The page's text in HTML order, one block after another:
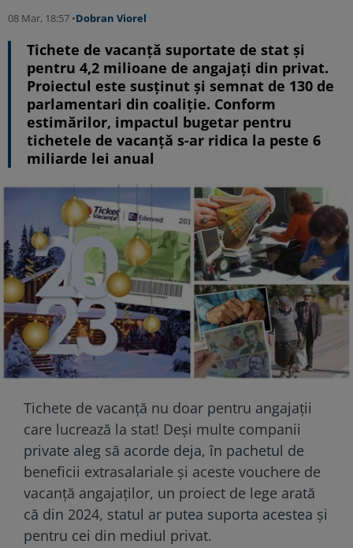
08 Mar, 18:57 •Dobran Viorel
Tichete de vacanță suportate de stat și
pentru 4,2 milioane de angajați din privat.
Proiectul este susținut și semnat de 130 de
parlamentari din coaliție. Conform
estimărilor, impactul bugetar pentru
tichetele de vacanţă s-ar ridica la peste 6
miliarde lei anual
Tichete de vacanță nu doar pentru angajații
care lucrează la stat! Deși multe companii
private aleg să acorde deja, în pachetul de
beneficii extrasalariale și aceste vouchere de
vacanță angajaților, un proiect de lege arată
că din 2024, statul ar putea suporta acestea și
pentru cei din mediul privat.